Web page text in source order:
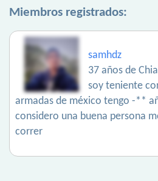
Miembros registrados:
samhdz
37 años de
soy teniente
armadas de méxico tengo -**
considero una buena persona
correr